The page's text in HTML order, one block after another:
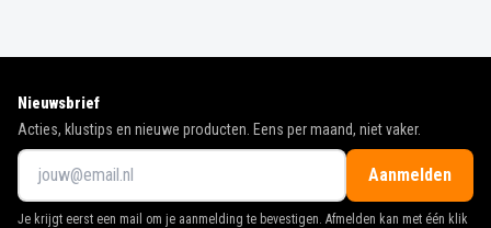
Nieuwsbrief
Acties, klustips en nieuwe producten. Eens per maand, niet vaker.
Aanmelden
Je krijgt eerst een mail om je aanmelding te bevestigen. Afmelden kan met één klik